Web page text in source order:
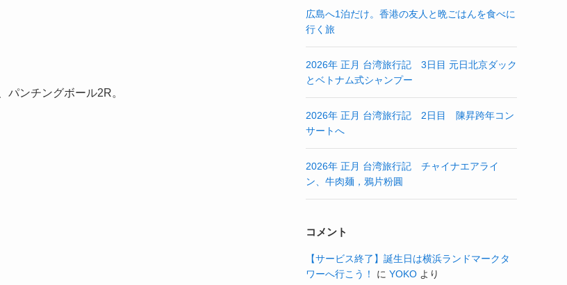
ンチングボール2R。
広島へ1泊だけ。香港の友人と晩ごはんを食べに
行く旅
2026年 正月 台湾旅行記 3日目 元日北京ダック
とベトナム式シャンプー
2026年 正月 台湾旅行記 2日目 陳昇跨年コン
サートへ
2026年 正月 台湾旅行記 チャイナエアライ
ン、牛肉麺，鴉片粉圓
コメント
【サービス終了】誕生日は横浜ランドマークタ
ワーへ行こう！
に YOKO より